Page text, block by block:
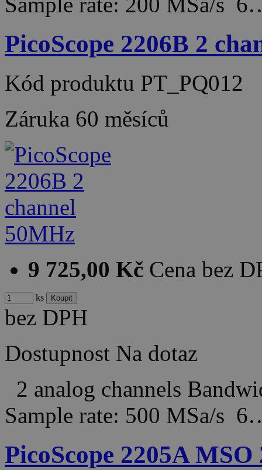
PicoScope 2206B 2
Kód produktu PT_PQ012
Záruka 60 měsíců
9 725,00 Kč Cena bez
ks
bez DPH
Dostupnost Na dotaz
2 analog channels
Sample rate: 500 MSa/s
PicoScope 2205A